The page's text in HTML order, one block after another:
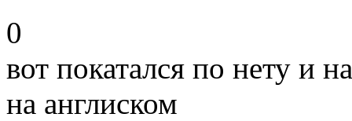
0
вот покатался по нету и
на англиском